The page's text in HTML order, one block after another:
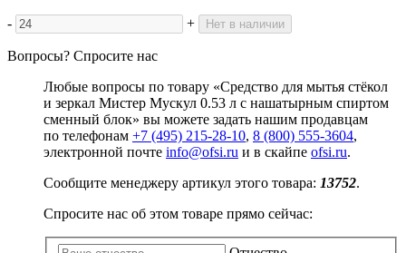
- + Нет в наличии
Вопросы? Спросите нас
Любые вопросы по товару «Средство для мытья стёкол
и зеркал Мистер Мускул 0.53 л с нашатырным спиртом
сменный блок» вы можете задать нашим продавцам
по телефонам +7 (495) 215-28-10, 8 (800) 555-3604,
электронной почте info@ofsi.ru и в скайпе ofsi.ru.
Сообщите менеджеру артикул этого товара: 13752.
Спросите нас об этом товаре прямо сейчас: